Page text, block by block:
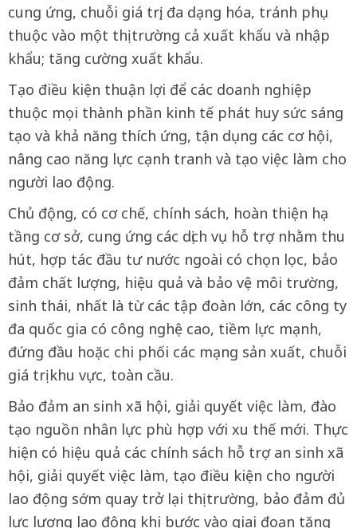
cung ứng, chuỗi giá trị; đa dạng hóa, tránh phụ
thuộc vào một thị trường cả xuất khẩu và nhập
khẩu; tăng cường xuất khẩu.
Tạo điều kiện thuận lợi để các doanh nghiệp
thuộc mọi thành phần kinh tế phát huy sức sáng
tạo và khả năng thích ứng, tận dụng các cơ hội,
nâng cao năng lực cạnh tranh và tạo việc làm cho
người lao động.
Chủ động, có cơ chế, chính sách, hoàn thiện hạ
tầng cơ sở, cung ứng các dịch vụ hỗ trợ nhằm thu
hút, hợp tác đầu tư nước ngoài có chọn lọc, bảo
đảm chất lượng, hiệu quả và bảo vệ môi trường,
sinh thái, nhất là từ các tập đoàn lớn, các công ty
đa quốc gia có công nghệ cao, tiềm lực mạnh,
đứng đầu hoặc chi phối các mạng sản xuất, chuỗi
giá trị khu vực, toàn cầu.
Bảo đảm an sinh xã hội, giải quyết việc làm, đào
tạo nguồn nhân lực phù hợp với xu thế mới. Thực
hiện có hiệu quả các chính sách hỗ trợ an sinh xã
hội, giải quyết việc làm, tạo điều kiện cho người
lao động sớm quay trở lại thị trường, bảo đảm đủ
lực lượng lao động khi bước vào giai đoạn tăng